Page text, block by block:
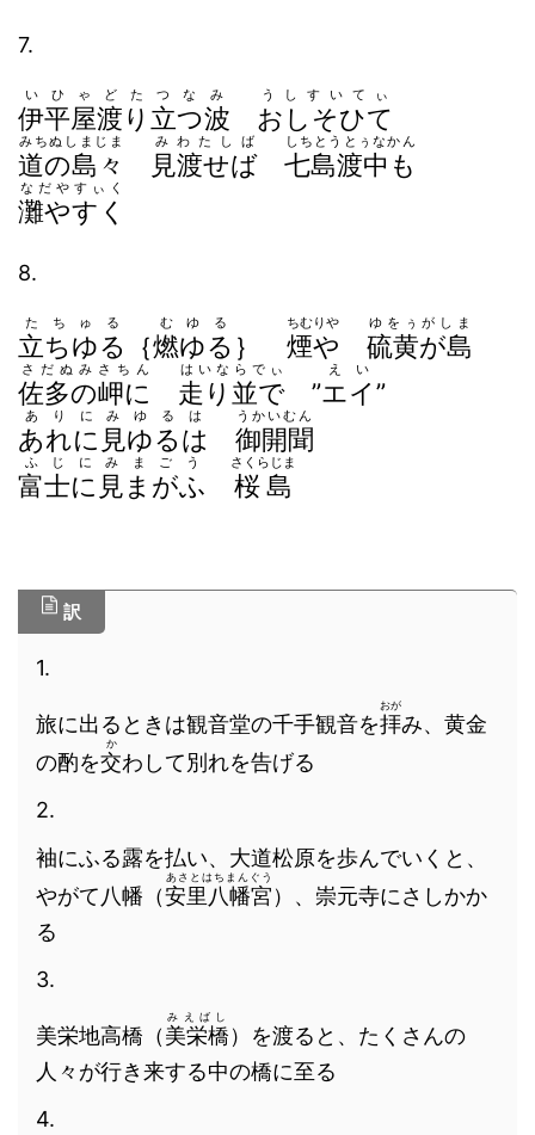
7.
伊平屋渡り立つ波
いひゃどたつなみ
おしそひて
うしすいてぃ
道の島々
みちぬしまじま
見渡せば
みわたしば
七島渡中も
しちとうとぅなかん
灘やすく
なだやすぃく
8.
立ちゆる
たちゅる
｛燃ゆる
むゆる
｝ 煙や
ちむりや
硫黄が島
ゆをぅがしま
佐多の岬に
さだぬみさちん
走り並で
はいならでぃ
”エイ
えい
”
あれに見ゆるは
ありにみゆるは
御開聞
うかいむん
富士に見まがふ
ふじにみまごう
桜島
さくらじま
訳
1.
旅に出るときは観音堂の千手観音を拝
おが
み、黄金
の酌を交
か
わして別れを告げる
2.
袖にふる露を払い、大道松原を歩んでいくと、
やがて八幡（安里八幡宮
あさとはちまんぐう
）、崇元寺にさしかか
る
3.
美栄地高橋（美栄橋
みえばし
）を渡ると、たくさんの
人々が行き来する中の橋に至る
4.